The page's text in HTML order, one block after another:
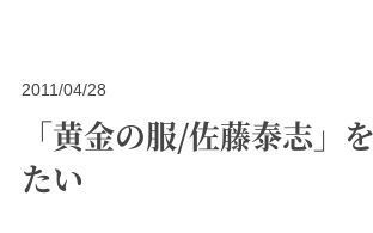
2011/04/28
「黄金の服/佐藤泰志」
たい